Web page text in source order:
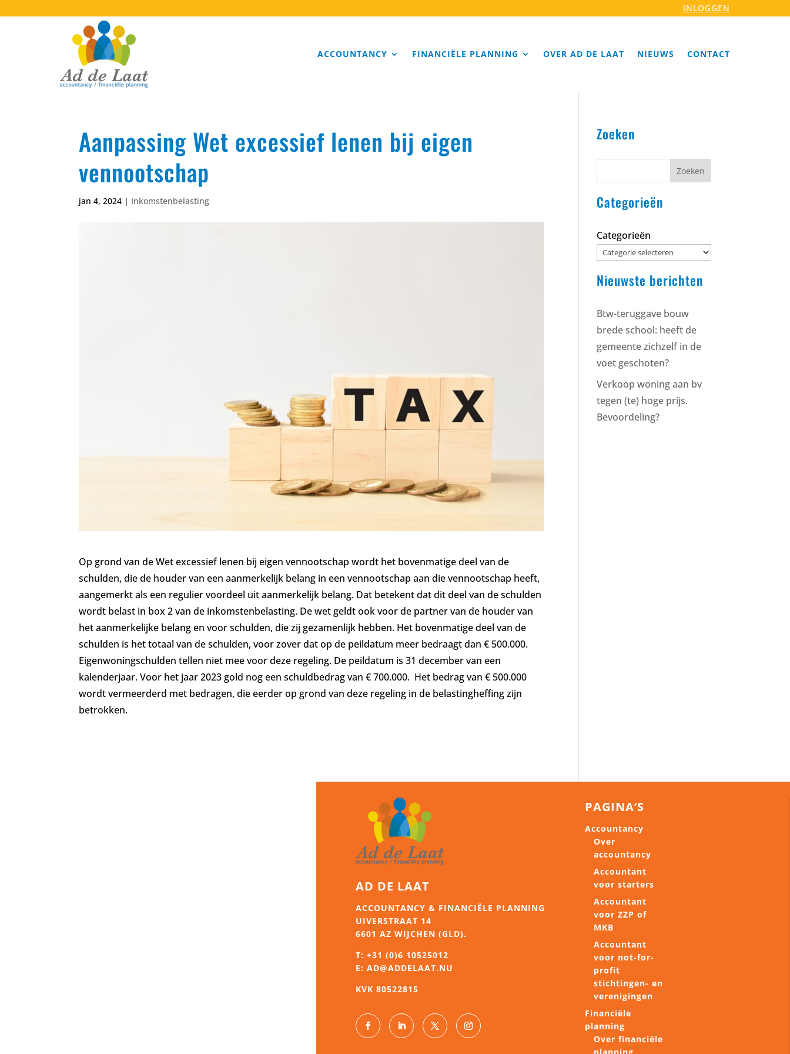
INLOGGEN
ACCOUNTANCY FINANCIËLE PLANNING OVER AD DE LAAT NIEUWS CONTACT
Aanpassing Wet excessief lenen bij eigen
vennootschap
jan 4, 2024 | Inkomstenbelasting
Op grond van de Wet excessief lenen bij eigen vennootschap wordt het bovenmatige deel van de
schulden, die de houder van een aanmerkelijk belang in een vennootschap aan die vennootschap heeft,
aangemerkt als een regulier voordeel uit aanmerkelijk belang. Dat betekent dat dit deel van de schulden
wordt belast in box 2 van de inkomstenbelasting. De wet geldt ook voor de partner van de houder van
het aanmerkelijke belang en voor schulden, die zij gezamenlijk hebben. Het bovenmatige deel van de
schulden is het totaal van de schulden, voor zover dat op de peildatum meer bedraagt dan € 500.000.
Eigenwoningschulden tellen niet mee voor deze regeling. De peildatum is 31 december van een
kalenderjaar. Voor het jaar 2023 gold nog een schuldbedrag van € 700.000. Het bedrag van € 500.000
wordt vermeerderd met bedragen, die eerder op grond van deze regeling in de belastingheffing zijn
betrokken.
Zoeken
Zoeken
Categorieën
Categorieën
Nieuwste berichten
Btw-teruggave bouw
brede school: heeft de
gemeente zichzelf in de
voet geschoten?
Verkoop woning aan bv
tegen (te) hoge prijs.
Bevoordeling?
AD DE LAAT
ACCOUNTANCY & FINANCIËLE PLANNING
UIVERSTRAAT 14
6601 AZ WIJCHEN (GLD).
T: +31 (0)6 10525012
E: AD@ADDELAAT.NU
KVK 80522815
PAGINA’S
Accountancy
Over
accountancy
Accountant
voor starters
Accountant
voor ZZP of
MKB
Accountant
voor not-for-
profit
stichtingen- en
verenigingen
Financiële
planning
Over financiële